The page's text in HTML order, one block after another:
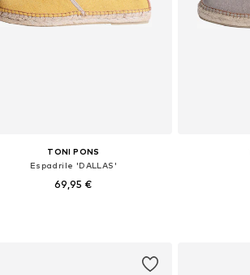
TONI PONS
Espadrile 'DALLAS'
69,95 €